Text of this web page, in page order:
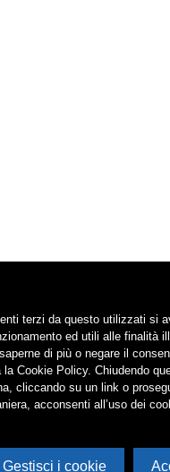
terzi da questo utilizzati si
ed utili alle finalità
di più o negare il
Cookie Policy. Chiudendo
cliccando su un link o
acconsenti all’uso dei
Gestisci i cookie